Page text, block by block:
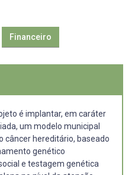
Financeiro
é implantar, em caráter
um modelo municipal
câncer hereditário, baseado
genético
e testagem genética